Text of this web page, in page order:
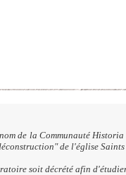
de la Communauté
de l'église
soit décrété afin